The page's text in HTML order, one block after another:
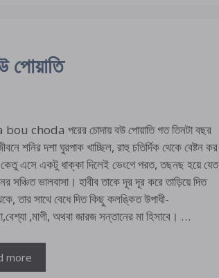
choda পরের চোদায় বউ পোয়াতি গত তিনটা বছর
শনির দশা ঘুরপাক খাচ্ছিল, রাহু চতির্দিক থেকে বেষ্টন কর
কেতু এসে একটু ধাক্কা দিলেই ভেংগে পরত, তছনছ হয়ে যেত
সঞ্চিত ভালবাসা। হাবীব তাকে দূর দূর করে তাড়িয়ে দিত
তার সাথে বেধে দিত কিছু কলঙ্কিত উপাধী-
,মাগী, অথবা জারজ সন্তানের মা হিসাবে। …
more